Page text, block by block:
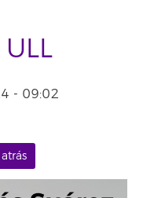
- 09:02